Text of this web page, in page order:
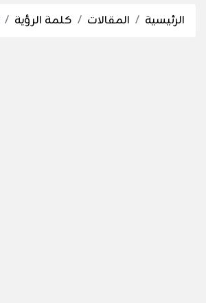
الرئيسية المقالات كلمة الرؤية